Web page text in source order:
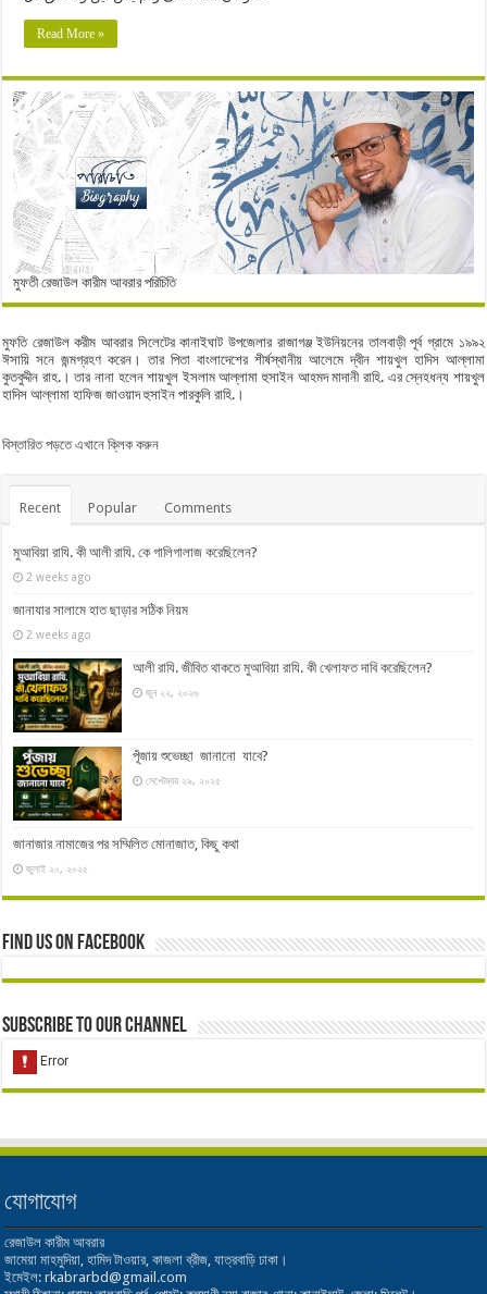
Read More »
মুফতী রেজাউল কারীম আবরার পরিচিতি
মুফতি রেজাউল করীম আবরার সিলেটের কানাইঘাট উপজেলার রাজাগঞ্জ ইউনিয়নের তালবাড়ী পূর্ব গ্রামে ১৯৯২
ঈসায়ি সনে জন্মগ্রহণ করেন। তার পিতা বাংলাদেশের শীর্ষস্থানীয় আলেমে দ্বীন শায়খুল হাদিস আল্লামা
কুতবুদ্দীন রাহ.। তার নানা হলেন শায়খুল ইসলাম আল্লামা হুসাইন আহমদ মাদানী রাহি. এর স্নেহধন্য শায়খুল
হাদিস আল্লামা হাফিজ জাওয়াদ হুসাইন পারকুলি রাহি.।
বিস্তারিত পড়তে এখানে ক্লিক করুন
Recent Popular Comments
মুআবিয়া রাযি. কী আলী রাযি. কে গালিগালাজ করেছিলেন?
2 weeks ago
জানাযার সালামে হাত ছাড়ার সঠিক নিয়ম
2 weeks ago
আলী রাযি. জীবিত থাকতে মুআবিয়া রাযি. কী খেলাফত দাবি করেছিলেন?
জুন ২২, ২০২৬
পূঁজায় শুভেচ্ছা জানানো যাবে?
সেপ্টেম্বর ২৯, ২০২৫
জানাজার নামাজের পর সম্মিলিত মোনাজাত, কিছু কথা
জুলাই ২০, ২০২৫
Find us on Facebook
Subscribe to our Channel
যোগাযোগ
রেজাউল কারীম আবরার
জামেয়া মাহমুদিয়া, হামিদ টাওয়ার, কাজলা ব্রীজ, যাত্রবাড়ি ঢাকা।
ইমেইল: rkabrarbd@gmail.com